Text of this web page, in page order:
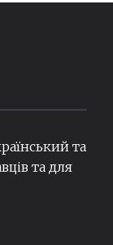
та
та для